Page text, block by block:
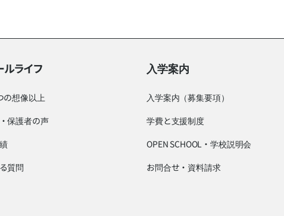
ルライフ
の想像以上
保護者の声
質問
入学案内
入学案内（募集要項）
学費と支援制度
OPEN SCHOOL・学校説明会
お問合せ・資料請求